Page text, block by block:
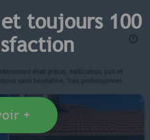
toujours 100
+